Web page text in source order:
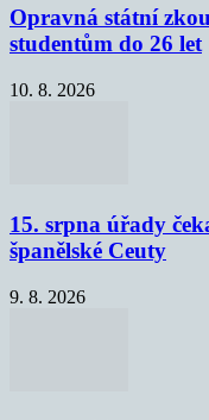
Opravná státní
studentům do 26 let
10. 8. 2026
15. srpna úřady
španělské Ceuty
9. 8. 2026